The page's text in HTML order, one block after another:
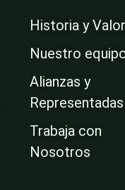
Historia y
Nuestro
Alianzas y
Representadas
Trabaja con
Nosotros